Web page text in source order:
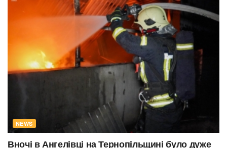
NEWS
Вночі в Ангелівці на Тернопільщині було дуже